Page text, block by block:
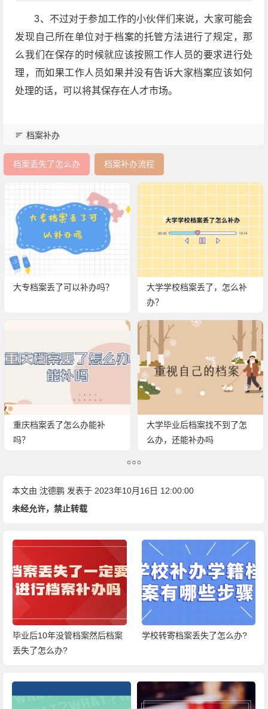
3、不过对于参加工作的小伙伴们来说，大家可能会
发现自己所在单位对于档案的托管方法进行了规定，那
么我们在保存的时候就应该按照工作人员的要求进行处
理，而如果工作人员如果并没有告诉大家档案应该如何
处理的话，可以将其保存在人才市场。
档案补办
档案丢失了怎么办 档案补办流程
大专档案丢了可以补办吗？
大学学校档案丢了，怎么补
办？
重庆档案丢了怎么办能补
吗？
大学毕业后档案找不到了怎
么办，还能补办吗
本文由沈德鹏 发表于 2023年10月16日 12:00:00
未经允许，禁止转载
毕业后10年没管档案然后档案
丢失了怎么办?
学校转寄档案丢失了怎么办?